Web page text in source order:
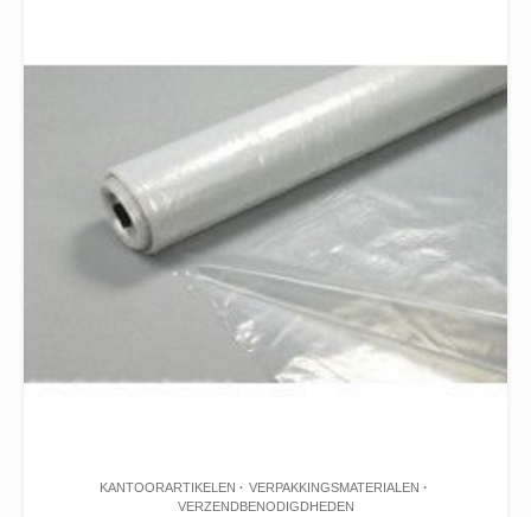
KANTOORARTIKELEN
VERPAKKINGSMATERIALEN
VERZENDBENODIGDHEDEN